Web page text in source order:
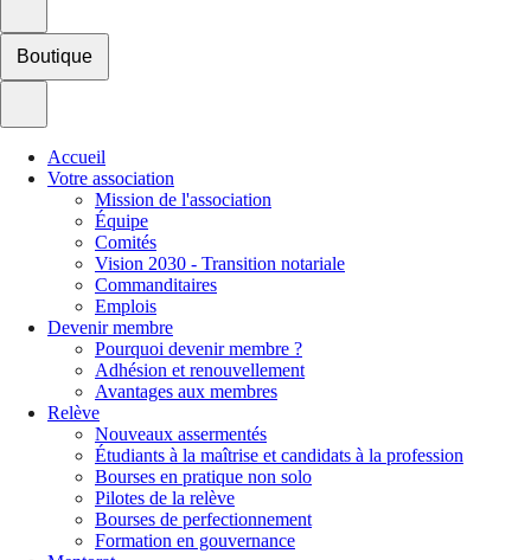
Boutique
Accueil
Votre association
Mission de l'association
Équipe
Comités
Vision 2030 - Transition notariale
Commanditaires
Emplois
Devenir membre
Pourquoi devenir membre ?
Adhésion et renouvellement
Avantages aux membres
Relève
Nouveaux assermentés
Étudiants à la maîtrise et candidats à la profession
Bourses en pratique non solo
Pilotes de la relève
Bourses de perfectionnement
Formation en gouvernance